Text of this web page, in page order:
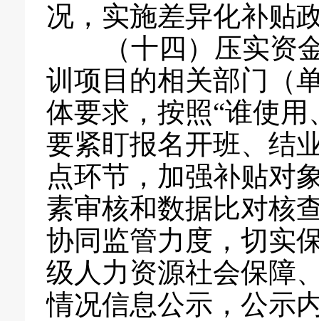
况，实施差异化补贴
（十四）压实资金
训项目的相关部门（
体要求，按照“谁使
要紧盯报名开班、结
点环节，加强补贴对
素审核和数据比对核
协同监管力度，切实
级人力资源社会保障
情况信息公示，公示